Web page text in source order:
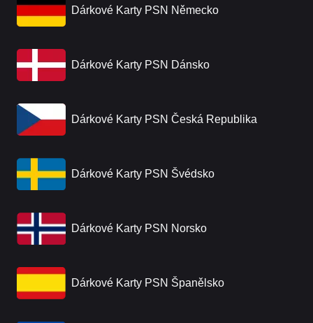
Dárkové Karty PSN Německo
Dárkové Karty PSN Dánsko
Dárkové Karty PSN Česká Republika
Dárkové Karty PSN Švédsko
Dárkové Karty PSN Norsko
Dárkové Karty PSN Španělsko